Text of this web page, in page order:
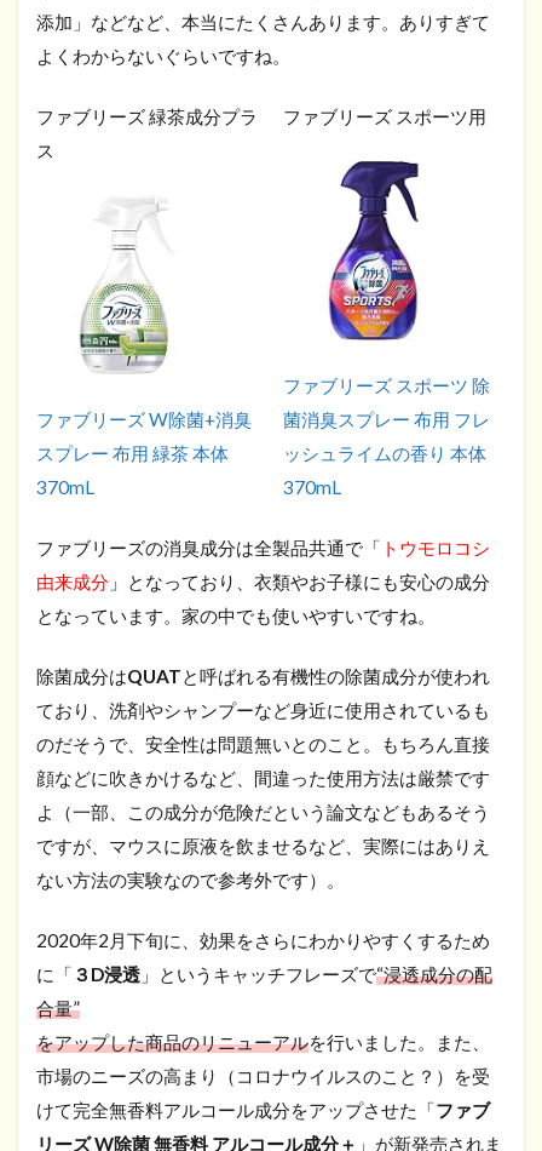
添加」などなど、本当にたくさんあります。ありすぎて
よくわからないぐらいですね。
ファブリーズ 緑茶成分プラ
ス
ファブリーズ W除菌+消臭
スプレー 布用 緑茶 本体
370mL
ファブリーズ スポーツ用
ファブリーズ スポーツ 除
菌消臭スプレー 布用 フレ
ッシュライムの香り 本体
370mL
ファブリーズの消臭成分は全製品共通で「 トウモロコシ
由来成分 」となっており、衣類やお子様にも安心の成分
となっています。家の中でも使いやすいですね。
除菌成分はQUAT と呼ばれる有機性の除菌成分が使われ
ており、洗剤やシャンプーなど身近に使用されているも
のだそうで、安全性は問題無いとのこと。もちろん直接
顔などに吹きかけるなど、間違った使用方法は厳禁です
よ（一部、この成分が危険だという論文などもあるそう
ですが、マウスに原液を飲ませるなど、実際にはありえ
ない方法の実験なので参考外です）。
2020年2月下旬に、効果をさらにわかりやすくするため
に「 ３D浸透 」というキャッチフレーズで“浸透成分の配
合量”
をアップした商品のリニューアルを行いました。また、
市場のニーズの高まり（コロナウイルスのこと？）を受
けて完全無香料アルコール成分をアップさせた「ファブ
リーズ W除菌 無香料 アルコール成分＋ 」が新発売されま